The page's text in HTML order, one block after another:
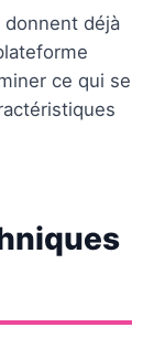
déjà
ce qui se